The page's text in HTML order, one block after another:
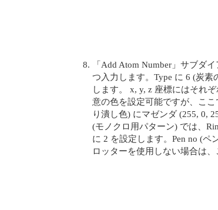
「Add Atom Number」サブダ
つ入力します。Type に 6 (炭素
します。 x, y, z 座標にはそれ
意の色を設定可能ですが、こ
り潰し色) にマゼンダ (255, 0,
(モノクロ用パターン) では、
に 2 を設定します。Pen no (
ロッターを使用しない場合は、